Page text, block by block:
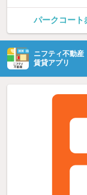
パークコート
ニフティ不動産
賃貸アプリ